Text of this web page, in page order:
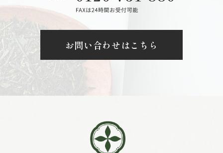
お問い合わせはこちら